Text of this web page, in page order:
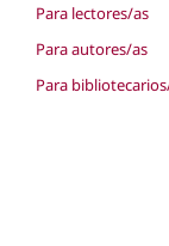
Para lectores/as
Para autores/as
Para